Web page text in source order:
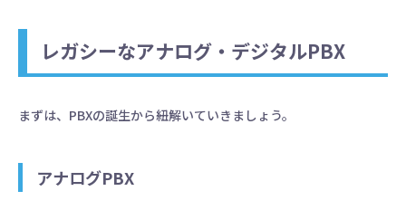
レガシーなアナログ・デジタルPBX
まずは、PBXの誕生から紐解いていきましょう。
アナログPBX